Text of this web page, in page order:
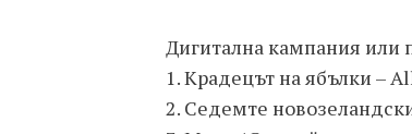
Дигитална кампания или
1. Крадецът на ябълки –
2. Седемте